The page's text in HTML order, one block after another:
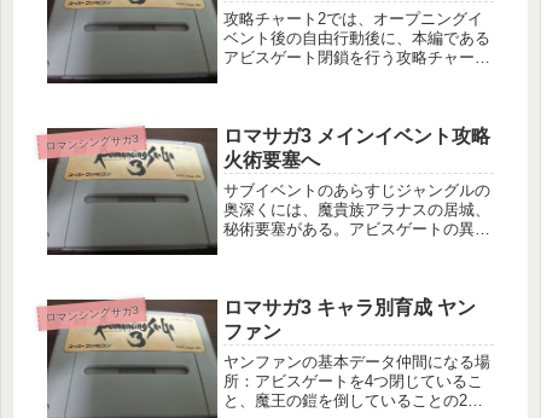
攻略チャート2では、オープニングイ
ベント後の自由行動後に、本編である
アビスゲート閉鎖を行う攻略チャート
由行動になります。ただし、ユリア
ン...
ロマンシングサガ3
ロマサガ3 メインイベント攻略
火術要塞へ
サブイベントのあらすじジャングルの
奥深くには、魔貴族アラナスの居城、
秘術要塞がある。アビスゲートの異変
の？火術要塞に行けるようになるイベ
ン...
ロマンシングサガ3
ロマサガ3 キャラ別育成 ヤン
ファン
ヤンファンの基本データ仲間になる場
所：アビスゲートを4つ閉じているこ
と、魔王の鎧を倒していることの2点